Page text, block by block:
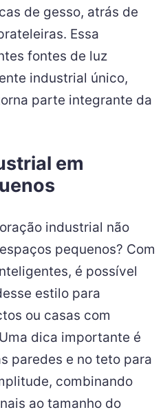
de gesso, atrás de
Essa
fontes de luz
industrial único,
parte integrante da
em
industrial não
pequenos? Com
é possível
estilo para
ou casas com
dica importante é
paredes e no teto para
combinando
ao tamanho do